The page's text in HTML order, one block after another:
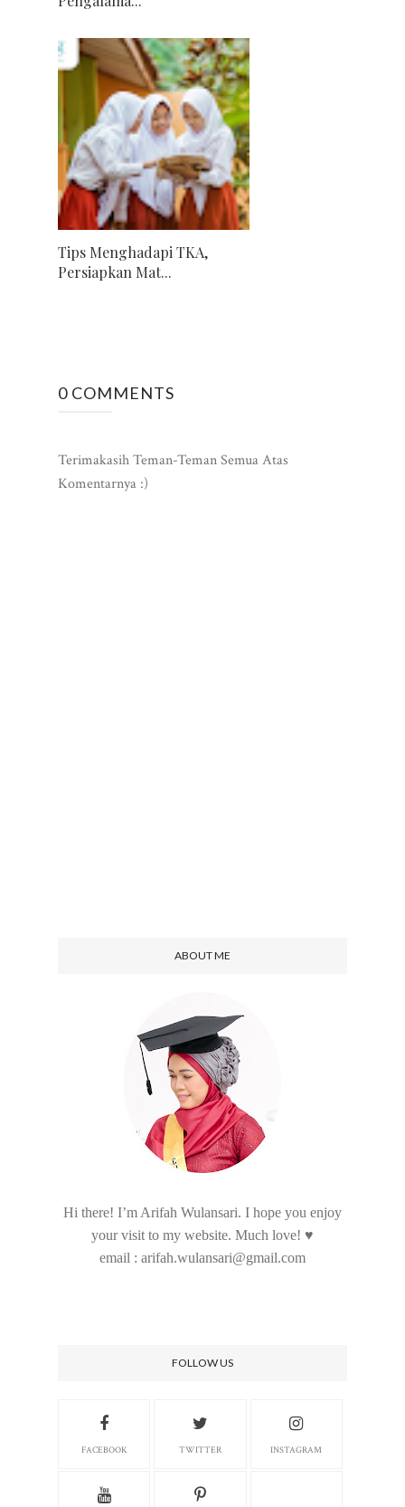
Tips Menghadapi TKA,
Persiapkan Mat...
0 COMMENTS
Terimakasih Teman-Teman Semua Atas
Komentarnya :)
ABOUT ME
Hi there! I’m Arifah Wulansari. I hope you enjoy
your visit to my website. Much love! ♥
email : arifah.wulansari@gmail.com
FOLLOW US
FACEBOOK TWITTER INSTAGRAM